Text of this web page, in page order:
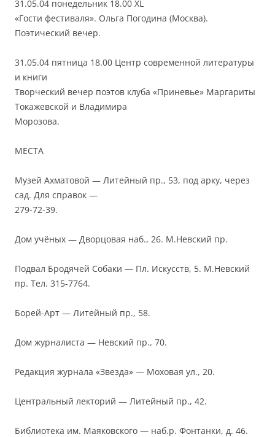
31.05.04 понедельник 18.00 XL
«Гости фестиваля». Ольга Погодина (Москва).
Поэтический вечер.
31.05.04 пятница 18.00 Центр современной литературы
и книги
Творческий вечер поэтов клуба «Приневье» Маргариты
Токажевской и Владимира
Морозова.
МЕСТА
Музей Ахматовой — Литейный пр., 53, под арку, через
сад. Для справок —
279-72-39.
Дом учёных — Дворцовая наб., 26. М.Невский пр.
Подвал Бродячей Собаки — Пл. Искусств, 5. М.Невский
пр. Тел. 315-7764.
Борей-Арт — Литейный пр., 58.
Дом журналиста — Невский пр., 70.
Редакция журнала «Звезда» — Моховая ул., 20.
Центральный лекторий — Литейный пр., 42.
Библиотека им. Маяковского — наб.р. Фонтанки, д. 46.